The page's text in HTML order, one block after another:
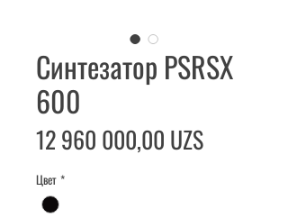
Синтезатор PSRSX
600
12 960 000,00 UZSЦена
Цвет *